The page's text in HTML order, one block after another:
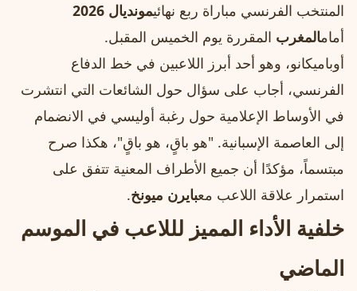
المنتخب الفرنسي مباراة ربع نهائيمونديال 2026
أمامالمغرب المقررة يوم الخميس المقبل.
أوباميكانو، وهو أحد أبرز اللاعبين في خط الدفاع
الفرنسي، أجاب على سؤال حول الشائعات التي انتشرت
في الأوساط الإعلامية حول رغبة أوليسي في الانضمام
إلى العاصمة الإسبانية. "هو باقٍ، هو باقٍ"، هكذا صرح
مبتسماً، مؤكدًا أن جميع الأطراف المعنية تتفق على
استمرار علاقة اللاعب معبايرن ميونخ.
خلفية الأداء المميز لللاعب في الموسم
الماضي